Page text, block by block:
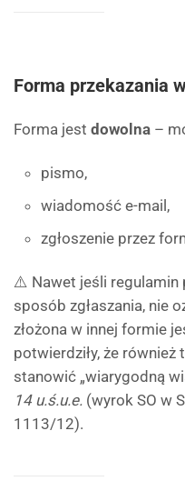
Forma przekazania
Forma jest dowolna –
pismo,
wiadomość e-mail,
zgłoszenie przez
⚠️ Nawet jeśli regulamin
sposób zgłaszania, nie
złożona w innej formie
potwierdziły, że również
stanowić „wiarygodną
14 u.ś.u.e. (wyrok SO w
1113/12).